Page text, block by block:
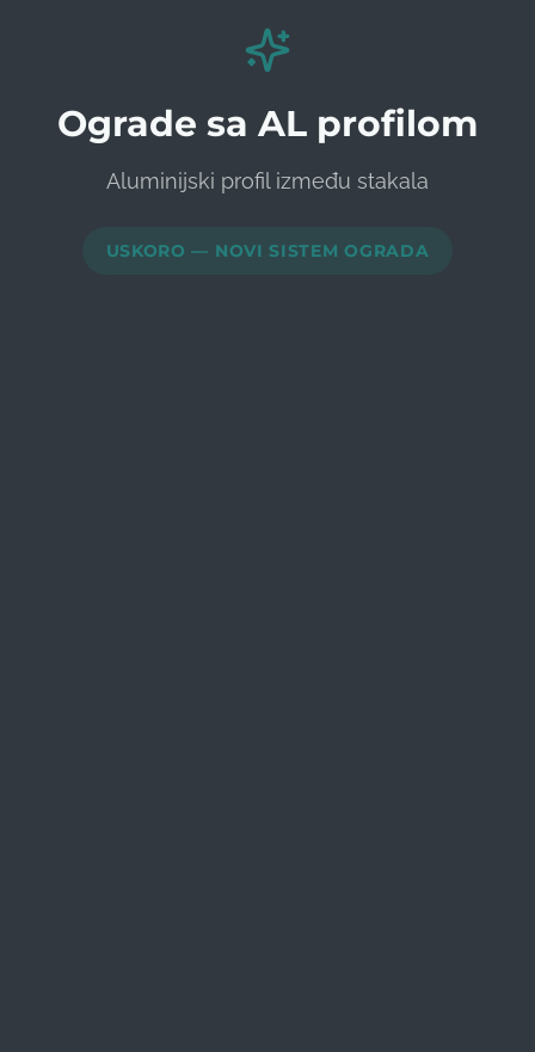
Ograde sa AL profilom
Aluminijski profil između stakala
USKORO — NOVI SISTEM OGRADA